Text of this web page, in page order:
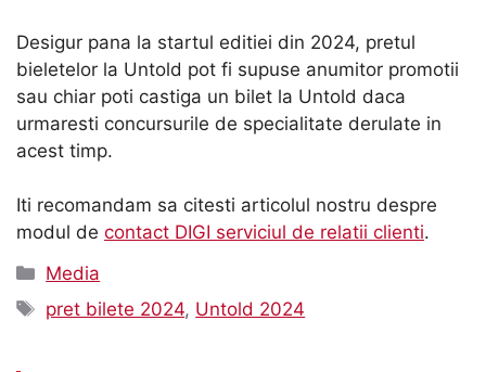
Desigur pana la startul editiei din 2024, pretul
bieletelor la Untold pot fi supuse anumitor promotii
sau chiar poti castiga un bilet la Untold daca
urmaresti concursurile de specialitate derulate in
acest timp.
Iti recomandam sa citesti articolul nostru despre
modul de contact DIGI serviciul de relatii clienti.
Categorii
Media
Etichete
pret bilete 2024, Untold 2024